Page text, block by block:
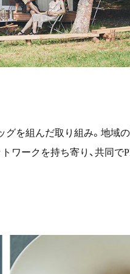
を組んだ取り組み。地域
ワークを持ち寄り、共同で